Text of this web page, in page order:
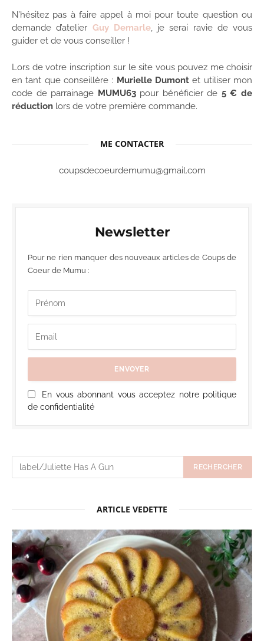
N’hésitez pas à faire appel à moi pour toute question ou
demande d’atelier Guy Demarle, je serai ravie de vous
guider et de vous conseiller !
Lors de votre inscription sur le site vous pouvez me choisir
en tant que conseillère : Murielle Dumont et utiliser mon
code de parrainage MUMU63pour bénéficier de 5 € de
réduction lors de votre première commande.
ME CONTACTER
coupsdecoeurdemumu@gmail.com
Newsletter
Pour ne rien manquer des nouveaux articles de Coups de
Coeur de Mumu :
En vous abonnant vous acceptez notre politique
de confidentialité
ARTICLE VEDETTE